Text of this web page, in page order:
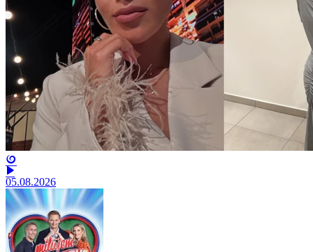
05.08.2026